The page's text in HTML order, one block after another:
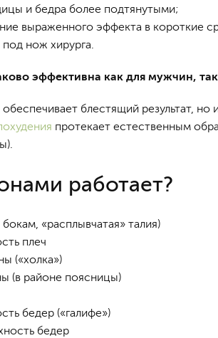
и бедра более подтянутыми;
выраженного эффекта в короткие
нож хирурга.
эффективна как для мужчин,
блестящий результат,
протекает естественным
работает?
«расплывчатая» талия)
плеч
(«холка»)
(в районе поясницы)
бедер («галифе»)
бедер